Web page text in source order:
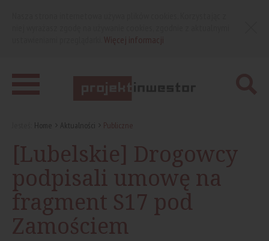
Home Aktualności Publiczne
[Lubelskie] Drogowcy
podpisali umowę na
fragment S17 pod
Zamościem